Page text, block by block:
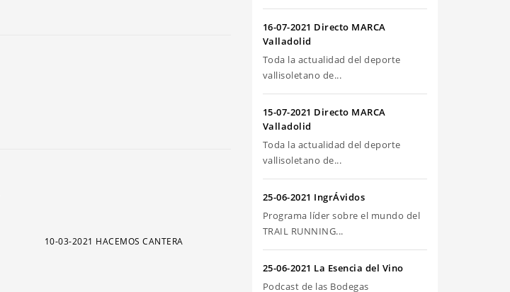
10-03-2021 HACEMOS CANTERA
16-07-2021 Directo MARCA
Valladolid
Toda la actualidad del deporte
vallisoletano de...
15-07-2021 Directo MARCA
Valladolid
Toda la actualidad del deporte
vallisoletano de...
25-06-2021 IngrÁvidos
Programa líder sobre el mundo del
TRAIL RUNNING...
25-06-2021 La Esencia del Vino
Podcast de las Bodegas